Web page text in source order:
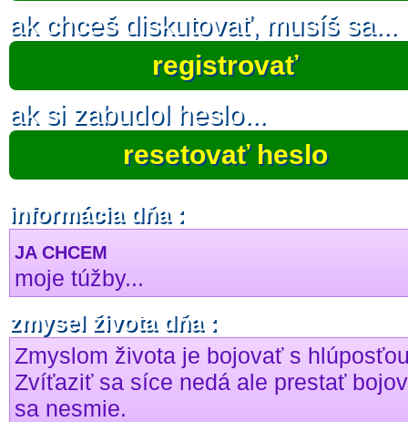
ak chceš diskutovať, musíš sa...
registrovať
ak si zabudol heslo...
resetovať heslo
informácia dňa :
JA CHCEM
moje túžby...
zmysel života dňa :
Zmyslom života je bojovať s
Zvíťaziť sa síce nedá ale prestať
sa nesmie.